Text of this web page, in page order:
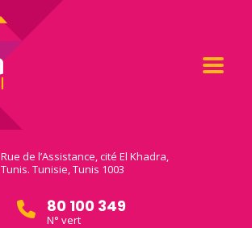
Rue de l’Assistance, cité El Khadra,
Tunis. Tunisie, Tunis 1003
80 100 349
N° vert